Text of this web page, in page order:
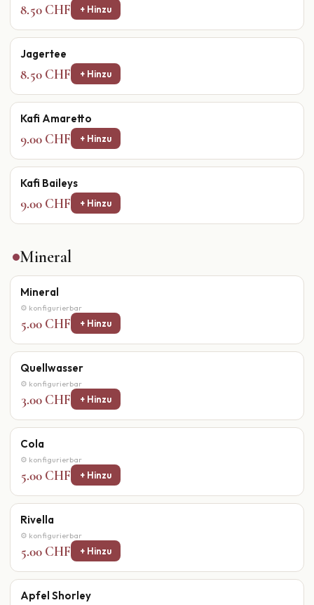
8.50 CHF + Hinzu
Jagertee
8.50 CHF + Hinzu
Kafi Amaretto
9.00 CHF + Hinzu
Kafi Baileys
9.00 CHF + Hinzu
Mineral
Mineral
⚙ konfigurierbar
5.00 CHF + Hinzu
Quellwasser
⚙ konfigurierbar
3.00 CHF + Hinzu
Cola
⚙ konfigurierbar
5.00 CHF + Hinzu
Rivella
⚙ konfigurierbar
5.00 CHF + Hinzu
Apfel Shorley